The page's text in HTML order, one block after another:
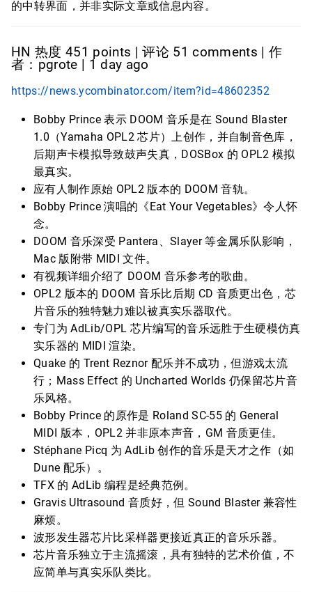
的中转界面，并非实际文章或信息内容。
HN 热度 451 points | 评论 51 comments | 作
者：pgrote | 1 day ago
https://news.ycombinator.com/item?id=48602352
Bobby Prince 表示 DOOM 音乐是在 Sound Blaster
1.0（Yamaha OPL2 芯片）上创作，并自制音色库，
后期声卡模拟导致鼓声失真，DOSBox 的 OPL2 模拟
最真实。
应有人制作原始 OPL2 版本的 DOOM 音轨。
Bobby Prince 演唱的《Eat Your Vegetables》令人怀
念。
DOOM 音乐深受 Pantera、Slayer 等金属乐队影响，
Mac 版附带 MIDI 文件。
有视频详细介绍了 DOOM 音乐参考的歌曲。
OPL2 版本的 DOOM 音乐比后期 CD 音质更出色，芯
片音乐的独特魅力难以被真实乐器取代。
专门为 AdLib/OPL 芯片编写的音乐远胜于生硬模仿真
实乐器的 MIDI 渲染。
Quake 的 Trent Reznor 配乐并不成功，但游戏太流
行；Mass Effect 的 Uncharted Worlds 仍保留芯片音
乐风格。
Bobby Prince 的原作是 Roland SC-55 的 General
MIDI 版本，OPL2 并非原本声音，GM 音质更佳。
Stéphane Picq 为 AdLib 创作的音乐是天才之作（如
Dune 配乐）。
TFX 的 AdLib 编程是经典范例。
Gravis Ultrasound 音质好，但 Sound Blaster 兼容性
麻烦。
波形发生器芯片比采样器更接近真正的音乐乐器。
芯片音乐独立于主流摇滚，具有独特的艺术价值，不
应简单与真实乐队类比。